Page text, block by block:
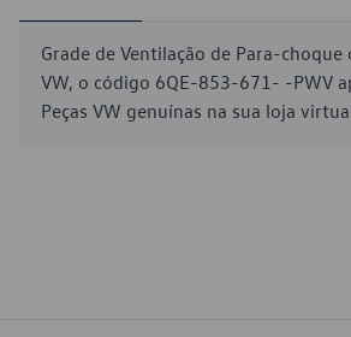
Grade de Ventilação de Para-
VW, o código 6QE-853-671- -PWV
Peças VW genuínas na sua loja